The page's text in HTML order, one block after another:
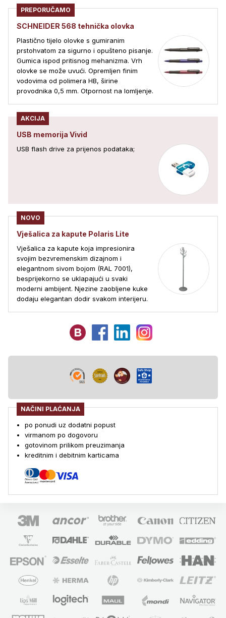
PREPORUČAMO
SCHNEIDER 568 tehnička olovka
Plastično tijelo olovke s gumiranim
prstohvatom za sigurno i opušteno pisanje.
Gumica ispod pritisnog mehanizma. Vrh
olovke se može uvući. Opremljen finim
vodovima od polimera HB, širine
provodnika 0,5 mm. Otpornost na lomljenje.
AKCIJA
USB memorija Vivid
USB flash drive za prijenos podataka;
NOVO
Vješalica za kapute Polaris Lite
Vješalica za kapute koja impresionira
svojim bezvremenskim dizajnom i
elegantnom sivom bojom (RAL 7001),
besprijekorno se uklapajući u svaki
moderni ambijent. Njezine zaobljene kuke
dodaju elegantan dodir svakom interijeru.
NAČINI PLAĆANJA
po ponudi uz dodatni popust
virmanom po dogovoru
gotovinom prilikom preuzimanja
kreditnim i debitnim karticama